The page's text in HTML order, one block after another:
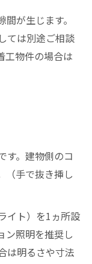
が生じます。
ては別途ご相談
工物件の場合は
す。建物側のコ
（手で抜き挿し
イト）を1ヵ所設
ン照明を推奨し
は明るさや寸法